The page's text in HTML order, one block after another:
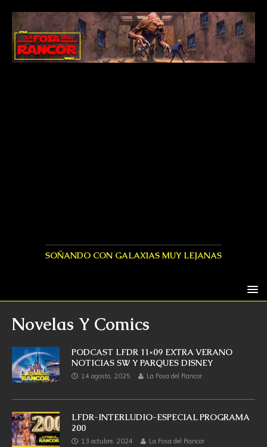
SOÑANDO CON GALAXIAS MUY LEJANAS
Novelas Y Comics
PODCAST LFDR 11×09 EXTRA VERANO
NOTICIAS SW Y PARQUES DISNEY
14 agosto, 2025 La Fosa del Rancor
LFDR-INTERLUDIO-ESPECIAL PROGRAMA
200
13 octubre, 2024 La Fosa del Rancor